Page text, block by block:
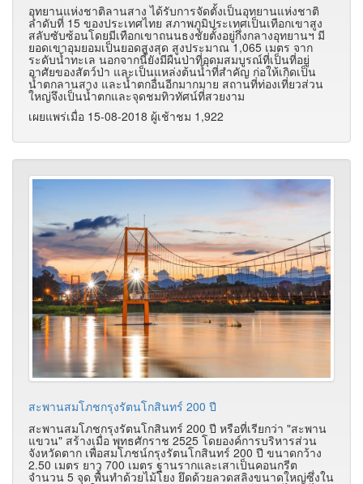
อุทยานแห่งชาติลานสาง ได้รับการจัดตั้งเป็นอุทยานแห่งชาติ
ลำดับที่ 15 ของประเทศไทย สภาพภูมิประเทศเป็นเทือกเขาสูง
สลับซับซ้อนโดยมีเทือกเขาถนนธงชัยตั้งอยู่กึ่งกลางอุทยานฯ มี
ยอดเขาอุมยอมเป็นยอดสูงสุด สูงประมาณ 1,065 เมตร จาก
ระดับน้ำทะเล นอกจากนี้ยังมีผืนป่าที่อุดมสมบูรณ์ที่เป็นที่อยู่
อาศัยของสัตว์ป่า และเป็นแหล่งต้นน้ำที่สำคัญ ก่อให้เกิดเป็น
น้ำตกลานสาง และน้ำตกอื่นอีกมากมาย สถานที่ท่องเที่ยวส่วน
ใหญ่จึงเป็นน้ำตกและจุดชมทิวทัศน์ที่สวยงาม
เผยแพร่เมื่อ 15-08-2018 ผู้เช้าชม 1,922
สะพานสมโภชกรุงรัตนโกสินทร์ 200 ปี
สะพานสมโภชกรุงรัตนโกสินทร์ 200 ปี หรือที่เรียกว่า "สะพาน
แขวน" สร้างเมื่อ พุทธศักราช 2525 โดยองค์การบริหารส่วน
จังหวัดตาก เพื่อสมโภชน์กรุงรัตนโกสินทร์ 200 ปี ขนาดกว้าง
2.50 เมตร ยาว 700 เมตร ฐานรากและเสาเป็นคอนกรีต
จำนวน 5 จุด พื้นทำด้วยไม้โยง ยึดด้วยลวดสลิงขนาดใหญ่ซึ่งใน